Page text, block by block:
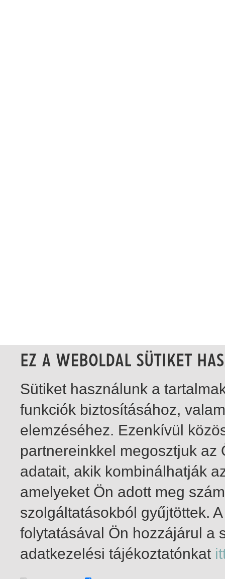
1-2 / insgesamt 2 Treffer
Sütiket használunk a
funkciók biztosításához,
elemzéséhez. Ezenkívül
partnereinkkel megosztjuk
adatait, akik kombinálhatják
amelyeket Ön adott meg
szolgáltatásokból gyűjtöttek.
folytatásával Ön hozzájárul a
adatkezelési tájékoztatónkat